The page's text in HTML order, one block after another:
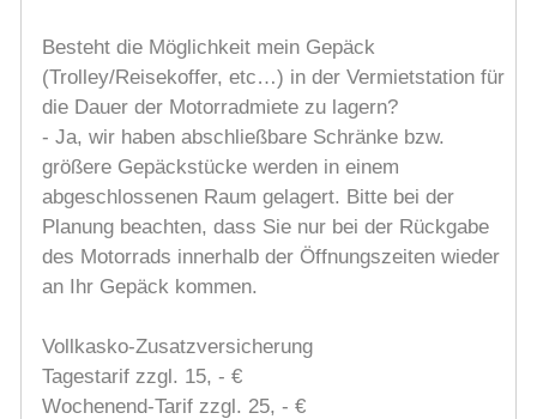
Besteht die Möglichkeit mein Gepäck
(Trolley/Reisekoffer, etc…) in der Vermietstation für
die Dauer der Motorradmiete zu lagern?
- Ja, wir haben abschließbare Schränke bzw.
größere Gepäckstücke werden in einem
abgeschlossenen Raum gelagert. Bitte bei der
Planung beachten, dass Sie nur bei der Rückgabe
des Motorrads innerhalb der Öffnungszeiten wieder
an Ihr Gepäck kommen.
Vollkasko-Zusatzversicherung
Tagestarif zzgl. 15, - €
Wochenend-Tarif zzgl. 25, - €